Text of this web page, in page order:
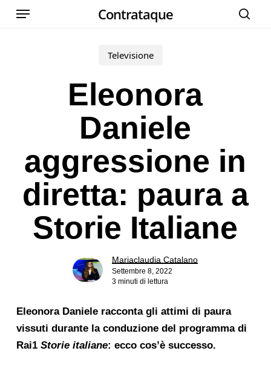
Skip
Contrataque
Menu
Televisione
Eleonora
Daniele
aggressione in
diretta: paura a
Storie Italiane
Mariaclaudia Catalano
Settembre 8, 2022
3 minuti di lettura
Eleonora Daniele racconta gli attimi di paura
vissuti durante la conduzione del programma di
Rai1 Storie italiane: ecco cos’è successo.